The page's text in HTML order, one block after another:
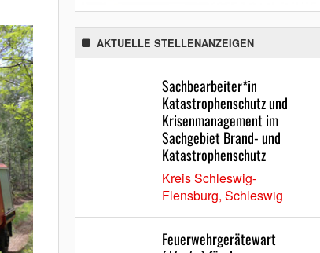
AKTUELLE STELLENANZEIGEN
Sachbearbeiter*in
Katastrophenschutz und
Krisenmanagement im
Sachgebiet Brand- und
Katastrophenschutz
Kreis Schleswig-
Flensburg, Schleswig
Feuerwehrgerätewart